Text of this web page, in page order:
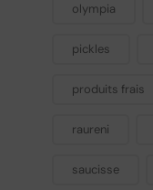
olympia
pickles
produits frais
raureni
saucisse